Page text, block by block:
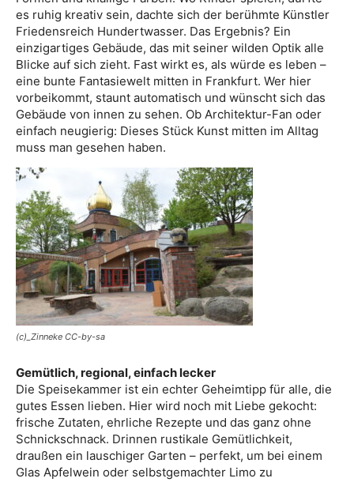
es ruhig kreativ sein, dachte sich der berühmte Künstler
Friedensreich Hundertwasser. Das Ergebnis? Ein
einzigartiges Gebäude, das mit seiner wilden Optik alle
Blicke auf sich zieht. Fast wirkt es, als würde es leben –
eine bunte Fantasiewelt mitten in Frankfurt. Wer hier
vorbeikommt, staunt automatisch und wünscht sich das
Gebäude von innen zu sehen. Ob Architektur-Fan oder
einfach neugierig: Dieses Stück Kunst mitten im Alltag
muss man gesehen haben.
(c)_Zinneke CC-by-sa
Gemütlich, regional, einfach lecker
Die Speisekammer ist ein echter Geheimtipp für alle, die
gutes Essen lieben. Hier wird noch mit Liebe gekocht:
frische Zutaten, ehrliche Rezepte und das ganz ohne
Schnickschnack. Drinnen rustikale Gemütlichkeit,
draußen ein lauschiger Garten – perfekt, um bei einem
Glas Apfelwein oder selbstgemachter Limo zu